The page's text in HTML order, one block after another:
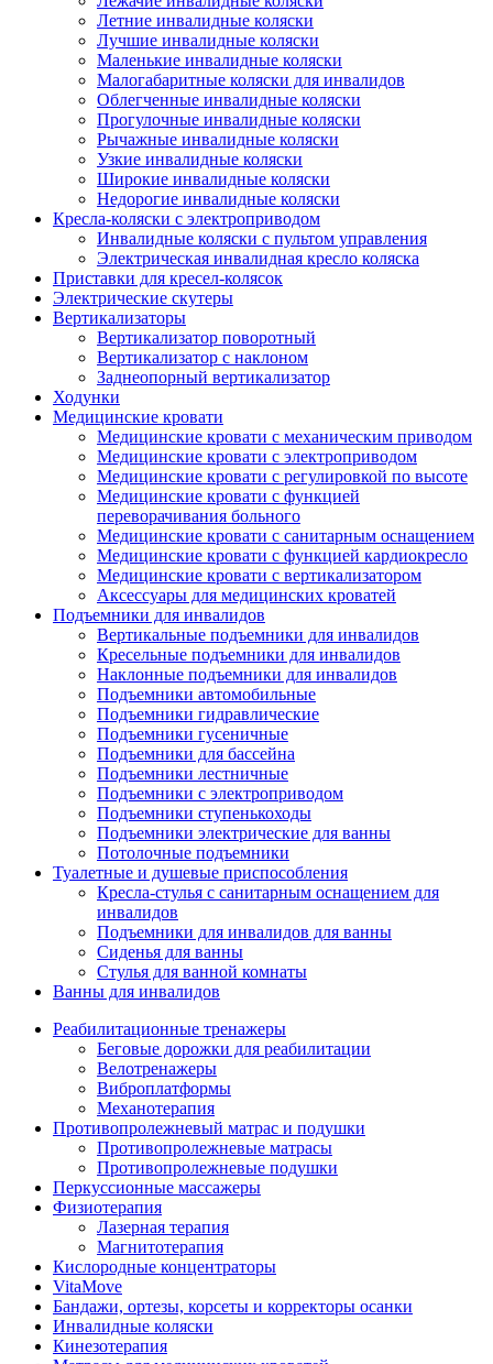
Летние инвалидные коляски
Лучшие инвалидные коляски
Маленькие инвалидные коляски
Малогабаритные коляски для инвалидов
Облегченные инвалидные коляски
Прогулочные инвалидные коляски
Рычажные инвалидные коляски
Узкие инвалидные коляски
Широкие инвалидные коляски
Недорогие инвалидные коляски
Кресла-коляски с электроприводом
Инвалидные коляски с пультом управления
Электрическая инвалидная кресло коляска
Приставки для кресел-колясок
Электрические скутеры
Вертикализаторы
Вертикализатор поворотный
Вертикализатор с наклоном
Заднеопорный вертикализатор
Ходунки
Медицинские кровати
Медицинские кровати с механическим приводом
Медицинские кровати с электроприводом
Медицинские кровати с регулировкой по высоте
Медицинские кровати с функцией
переворачивания больного
Медицинские кровати с санитарным оснащением
Медицинские кровати с функцией кардиокресло
Медицинские кровати с вертикализатором
Аксессуары для медицинских кроватей
Подъемники для инвалидов
Вертикальные подъемники для инвалидов
Кресельные подъемники для инвалидов
Наклонные подъемники для инвалидов
Подъемники автомобильные
Подъемники гидравлические
Подъемники гусеничные
Подъемники для бассейна
Подъемники лестничные
Подъемники с электроприводом
Подъемники ступенькоходы
Подъемники электрические для ванны
Потолочные подъемники
Туалетные и душевые приспособления
Кресла-стулья с санитарным оснащением для
инвалидов
Подъемники для инвалидов для ванны
Сиденья для ванны
Стулья для ванной комнаты
Ванны для инвалидов
Реабилитационные тренажеры
Беговые дорожки для реабилитации
Велотренажеры
Виброплатформы
Механотерапия
Противопролежневый матрас и подушки
Противопролежневые матрасы
Противопролежневые подушки
Перкуссионные массажеры
Физиотерапия
Лазерная терапия
Магнитотерапия
Кислородные концентраторы
VitaMove
Бандажи, ортезы, корсеты и корректоры осанки
Инвалидные коляски
Кинезотерапия